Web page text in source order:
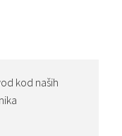
kod naših